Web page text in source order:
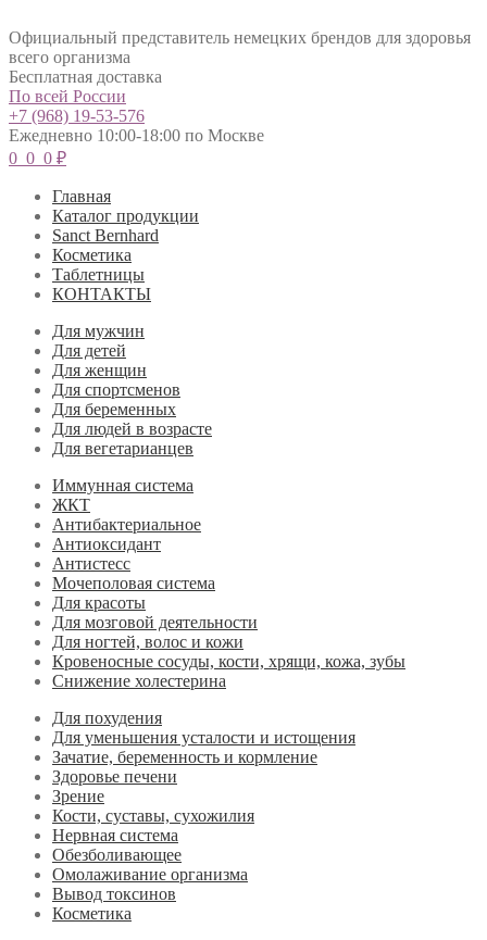
Официальный представитель немецких брендов для здоровья
всего организма
Бесплатная доставка
По всей России
+7 (968) 19-53-576
Ежедневно 10:00-18:00 по Москве
0 0 0 ₽
Главная
Каталог продукции
Sanct Bernhard
Косметика
Таблетницы
КОНТАКТЫ
Для мужчин
Для детей
Для женщин
Для спортсменов
Для беременных
Для людей в возрасте
Для вегетарианцев
Иммунная система
ЖКТ
Антибактериальное
Антиоксидант
Антистесс
Мочеполовая система
Для красоты
Для мозговой деятельности
Для ногтей, волос и кожи
Кровеносные сосуды, кости, хрящи, кожа, зубы
Снижение холестерина
Для похудения
Для уменьшения усталости и истощения
Зачатие, беременность и кормление
Здоровье печени
Зрение
Кости, суставы, сухожилия
Нервная система
Обезболивающее
Омолаживание организма
Вывод токсинов
Косметика